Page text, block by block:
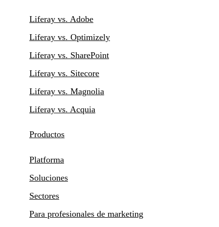
Liferay vs. Adobe
Liferay vs. Optimizely
Liferay vs. SharePoint
Liferay vs. Sitecore
Liferay vs. Magnolia
Liferay vs. Acquia
Productos
Platforma
Soluciones
Sectores
Para profesionales de marketing